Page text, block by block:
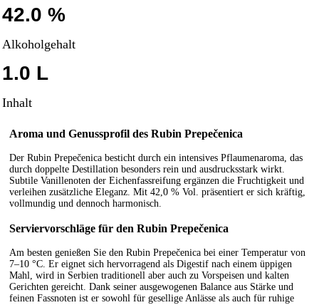
42.0 %
Alkoholgehalt
1.0 L
Inhalt
Aroma und Genussprofil des Rubin Prepečenica
Der Rubin Prepečenica besticht durch ein intensives Pflaumenaroma, das
durch doppelte Destillation besonders rein und ausdrucksstark wirkt.
Subtile Vanillenoten der Eichenfassreifung ergänzen die Fruchtigkeit und
verleihen zusätzliche Eleganz. Mit 42,0 % Vol. präsentiert er sich kräftig,
vollmundig und dennoch harmonisch.
Serviervorschläge für den Rubin Prepečenica
Am besten genießen Sie den Rubin Prepečenica bei einer Temperatur von
7–10 °C. Er eignet sich hervorragend als Digestif nach einem üppigen
Mahl, wird in Serbien traditionell aber auch zu Vorspeisen und kalten
Gerichten gereicht. Dank seiner ausgewogenen Balance aus Stärke und
feinen Fassnoten ist er sowohl für gesellige Anlässe als auch für ruhige